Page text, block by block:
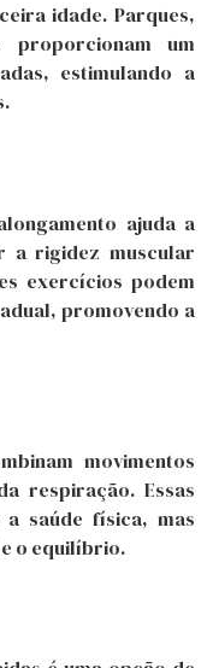
idade. Parques,
um
estimulando a
ajuda a
a rigidez muscular
exercícios podem
promovendo a
movimentos
respiração. Essas
a saúde física, mas
o equilíbrio.